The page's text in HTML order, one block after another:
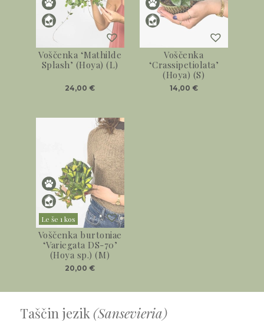
Voščenka ‘Mathilde
Splash’ (Hoya) (L)
24,00 €
Voščenka
‘Crassipetiolata’
(Hoya) (S)
14,00 €
Le še 1 kos
Voščenka burtoniae
‘Variegata DS-70’
(Hoya sp.) (M)
20,00 €
Taščin jezik (Sansevieria)